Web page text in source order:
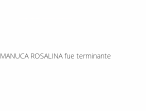
MANUCA ROSALINA fue terminante